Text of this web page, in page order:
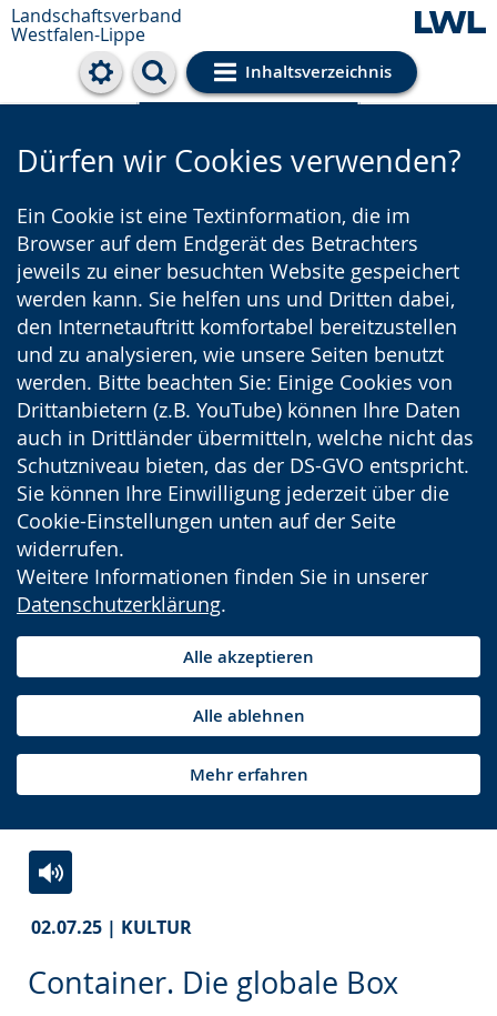
Landschaftsverband
Westfalen-Lippe
Inhaltsverzeichnis
Cookie-Einstellungen
Dürfen wir Cookies verwenden?
Ein Cookie ist eine Textinformation, die im
Browser auf dem Endgerät des Betrachters
jeweils zu einer besuchten Website gespeichert
werden kann. Sie helfen uns und Dritten dabei,
den Internetauftritt komfortabel bereitzustellen
und zu analysieren, wie unsere Seiten benutzt
werden. Bitte beachten Sie: Einige Cookies von
Drittanbietern (z.B. YouTube) können Ihre Daten
auch in Drittländer übermitteln, welche nicht das
Schutzniveau bieten, das der DS-GVO entspricht.
Sie können Ihre Einwilligung jederzeit über die
Cookie-Einstellungen unten auf der Seite
widerrufen.
Weitere Informationen finden Sie in unserer
Datenschutzerklärung.
Alle akzeptieren
Alle ablehnen
Mehr erfahren
02.07.25 | KULTUR
Container. Die globale Box
Leichten
Sprache
Audio-
Unterstützung.
Video
in